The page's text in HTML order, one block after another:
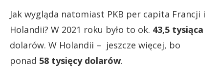
Jak wygląda natomiast PKB per capita Francji i
Holandii? W 2021 roku było to ok. 43,5 tysiąca
dolarów. W Holandii – jeszcze więcej, bo
ponad 58 tysięcy dolarów.